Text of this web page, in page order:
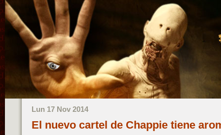
Lun 17 Nov 2014
El nuevo cartel de Chappie tiene